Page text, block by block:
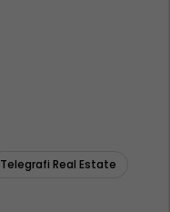
Telegrafi Real Estate